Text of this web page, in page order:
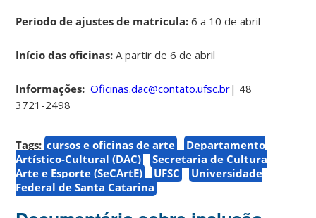
Período de ajustes de matrícula: 6 a 10 de abril
Início das oficinas: A partir de 6 de abril
Informações:Oficinas.dac@contato.ufsc.br| 48
3721-2498
Tags: cursos e oficinas de arte
Departamento
Artístico-Cultural (DAC)
Secretaria de Cultura
Arte e Esporte (SeCArtE)
UFSC
Universidade
Federal de Santa Catarina